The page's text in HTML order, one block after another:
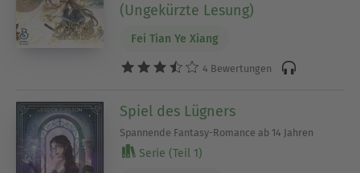
(Ungekürzte Lesung)
Fei Tian Ye Xiang
4 Bewertungen
Spiel des Lügners
Spannende Fantasy-Romance ab 14 Jahren
Serie (Teil 1)